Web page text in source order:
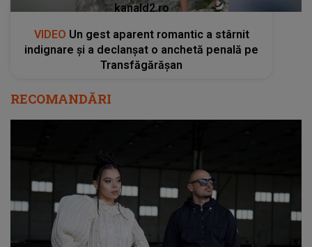
kanald2.ro
VIDEO Un gest aparent romantic a stârnit
indignare și a declanșat o anchetă penală pe
Transfăgărășan
RECOMANDĂRI